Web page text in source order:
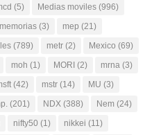
(5) Medias moviles (996)
memorias (3) mep (21)
(789) metr (2) Mexico (69)
moh (1) MORI (2) mrna (3)
(42) mstr (14) MU (3)
(201) NDX (388) Nem (24)
nifty50 (1) nikkei (11)